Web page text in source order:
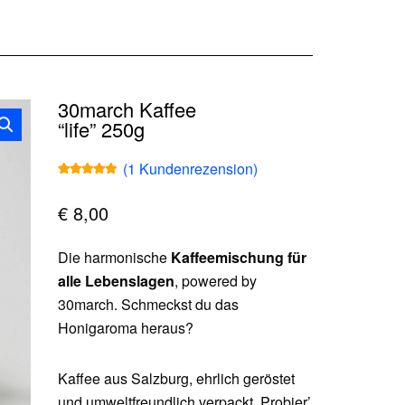
30march Kaffee
“life” 250g
basierend
auf
Kundenbew
(1 Kundenrezension)
€ 8,00
Die harmonische Kaffeemischung für
alle Lebenslagen, powered by
30march. Schmeckst du das
Honigaroma heraus?
Kaffee aus Salzburg, ehrlich geröstet